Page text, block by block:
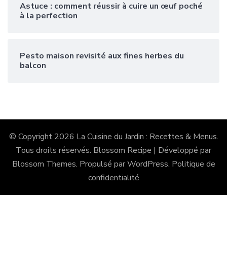
Astuce : comment réussir à cuire un œuf poché
à la perfection
Pesto maison revisité aux fines herbes du
balcon
© Copyright 2026 La Cuisine du Jardin : Recettes & Menus.
Tous droits réservés. Blossom Recipe | Développé par
Blossom Themes. Propulsé parWordPress. Politique de
confidentialité